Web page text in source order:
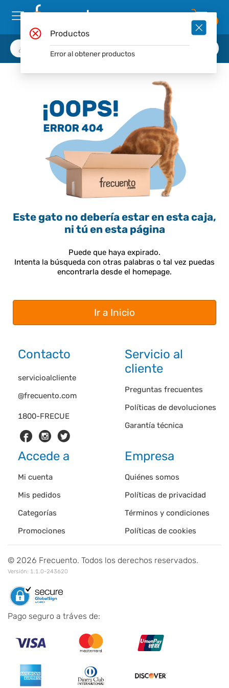
Este gato no debería estar en esta caja,
ni tú en esta página
Puede que haya expirado.
Intenta la búsqueda con otras palabras o tal vez puedas
encontrarla desde el homepage.
Ir a Inicio
Contacto
1800-FRECUE
servicioalcliente
@frecuento.com
Servicio al
cliente
Preguntas frecuentes
Políticas de devoluciones
Garantía técnica
Accede a
Mi cuenta
Mis pedidos
Categorías
Promociones
Empresa
Quiénes somos
Políticas de privacidad
Términos y condiciones
Políticas de cookies
© 2026 Frecuento. Todos los derechos reservados.
Versión: 1.1.0-243620
Pago seguro a tráves de:
Productos
Error al obtener productos